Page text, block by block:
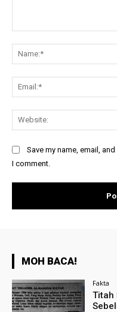
Save my name, email,
I comment.
MOH BACA!
Fakta
Titah